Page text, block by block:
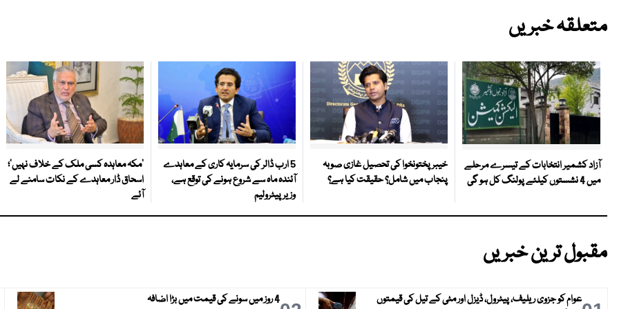
متعلقہ خبریں
آزاد کشمیر انتخابات کے تیسرے مرحلے
میں 4 نشستوں کیلئے پولنگ کل ہو گی
خیبر پختونخوا کی تحصیل غازی صوبہ
پنجاب میں شامل؟ حقیقت کیا ہے؟
5 ارب ڈالر کی سرمایہ کاری کے معاہدے
آئندہ ماہ سے شروع ہونے کی توقع ہے،
وزیر پیٹرولیم
‘مکہ معاہدہ کسی ملک کے خلاف نہیں’؛
اسحاق ڈار معاہدے کے نکات سامنے لے
آئے
مقبول ترین خبریں
عوام کو جزوی ریلیف، پیٹرول، ڈیزل اور مٹی کے تیل کی قیمتوں
4 روز میں سونے کی قیمت میں بڑا اضافہ